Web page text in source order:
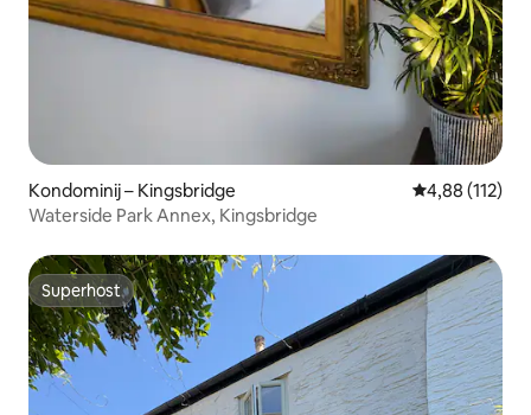
Kondominij – Kingsbridge Prosječna
4,88 (112)
Waterside Park Annex, Kingsbridge
Superhost
Superhost